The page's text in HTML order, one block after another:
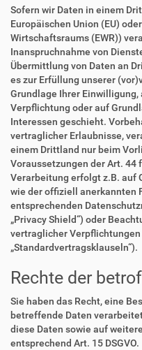
Sofern wir Daten in einem
Europäischen Union (EU)
Wirtschaftsraums (EWR))
Inanspruchnahme von
Übermittlung von Daten an
es zur Erfüllung unserer
Grundlage Ihrer
Verpflichtung oder auf
Interessen geschieht.
vertraglicher Erlaubnisse,
einem Drittland nur beim
Voraussetzungen der Art. 44
Verarbeitung erfolgt z.B. auf
wie der offiziell anerkannten
entsprechenden
„Privacy Shield“) oder
vertraglicher Verpflichtungen
„Standardvertragsklauseln“).
Rechte der
Sie haben das Recht, eine
betreffende Daten
diese Daten sowie auf
entsprechend Art. 15 DSGVO.